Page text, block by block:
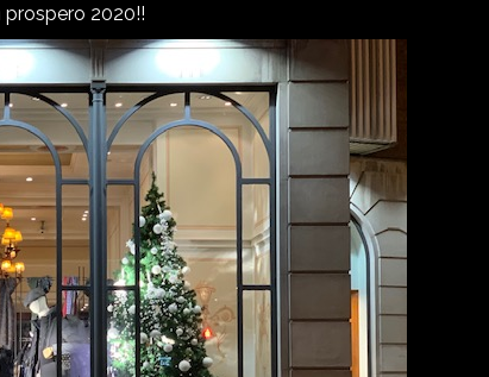
prospero 2020!!